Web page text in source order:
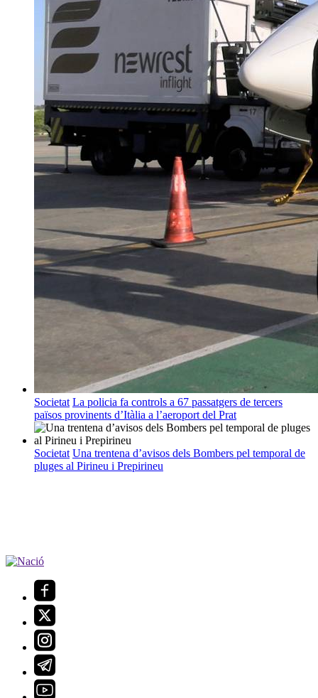
Societat La policia fa controls a 67 passatgers de tercers
països provinents d’Itàlia a l’aeroport del Prat
Societat Una trentena d’avisos dels Bombers pel temporal de
pluges al Pirineu i Prepirineu